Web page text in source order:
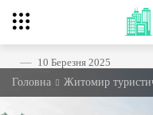
10 Березня 2025
Головна
Житомир